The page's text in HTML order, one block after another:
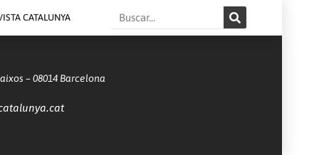
CATALUNYA Search
– 08014 Barcelona